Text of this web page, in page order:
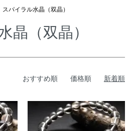
スパイラル水晶（双晶）
晶（双晶）
おすすめ順 価格順 新着順